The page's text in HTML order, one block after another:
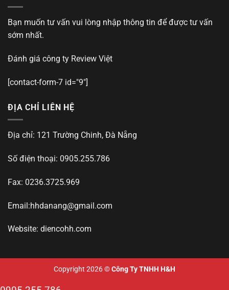
Bạn muốn tư vấn vui lòng nhập thông tin để được tư vấn
sớm nhất.
Đánh giá công ty Review Việt
[contact-form-7 id="9"]
ĐỊA CHỈ LIÊN HỆ
Địa chỉ: 121 Trường Chinh, Đà Nẵng
Số điện thoại: 0905.255.786
Fax: 0236.3725.969
Email:hhdanang@gmail.com
Website: diencohh.com
Copyright 2026 ©Công Ty TNHH H&H